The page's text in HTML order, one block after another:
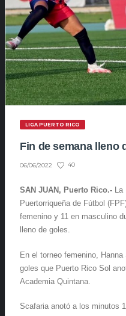
LIGA PUERTO RICO
Fin de semana lleno
06/06/2022 40
SAN JUAN, Puerto Rico.- La
Puertorriqueña de Fútbol
femenino y 11 en masculino
lleno de goles.
En el torneo femenino,
goles que Puerto Rico Sol
Academia Quintana.
Scafaria anotó a los minutos